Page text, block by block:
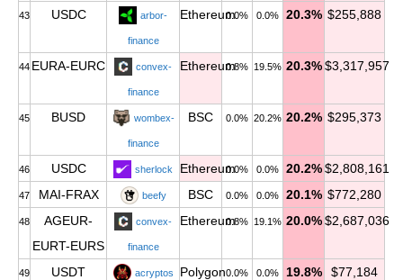
43 USDC arbor-
finance
Ethereum0.0% 0.0% 20.3% $255,888
44 EURA-EURC convex-
finance
Ethereum0.8% 19.5% 20.3% $3,317,957
45 BUSD wombex-
finance
BSC 0.0% 20.2% 20.2% $295,373
46 USDC sherlock Ethereum0.0% 0.0% 20.2% $2,808,161
47 MAI-FRAX beefy BSC 0.0% 0.0% 20.1% $772,280
48
AGEUR-
EURT-EURS
convex-
finance
Ethereum0.8% 19.1% 20.0% $2,687,036
49 USDT acryptos Polygon0.0% 0.0% 19.8% $77,184